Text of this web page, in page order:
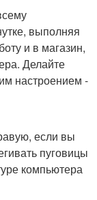
выполняя
и в магазин,
Делайте
настроением -
если вы
пуговицы
компьютера